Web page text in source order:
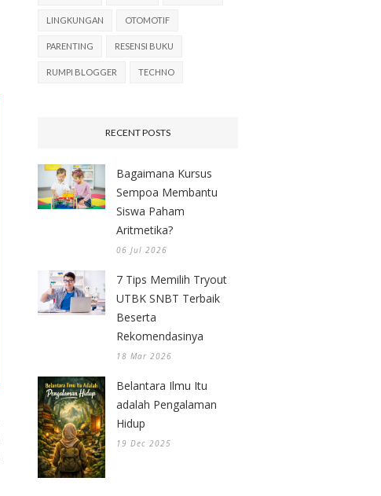
LINGKUNGAN OTOMOTIF
PARENTING RESENSI BUKU
RUMPI BLOGGER TECHNO
RECENT POSTS
Bagaimana Kursus
Sempoa Membantu
Siswa Paham
Aritmetika?
06 Jul 2026
7 Tips Memilih Tryout
UTBK SNBT Terbaik
Beserta
Rekomendasinya
18 Mar 2026
Belantara Ilmu Itu
adalah Pengalaman
Hidup
19 Dec 2025